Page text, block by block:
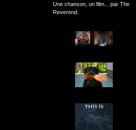
Une chanson, un film... par The
Reverend.